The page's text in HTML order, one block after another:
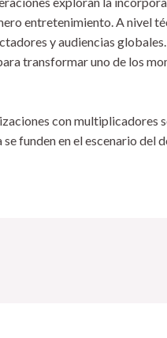
entretenimiento. A nivel
y audiencias
transformar uno de los
con multiplicadores
funden en el escenario del